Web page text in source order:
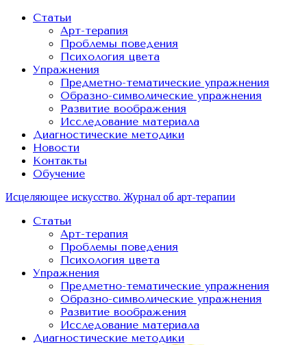
Статьи
Арт-терапия
Проблемы поведения
Психология цвета
Упражнения
Предметно-тематические упражнения
Образно-символические упражнения
Развитие воображения
Исследование материала
Диагностические методики
Новости
Контакты
Обучение
Исцеляющее искусство. Журнал об арт-терапии
Статьи
Арт-терапия
Проблемы поведения
Психология цвета
Упражнения
Предметно-тематические упражнения
Образно-символические упражнения
Развитие воображения
Исследование материала
Диагностические методики